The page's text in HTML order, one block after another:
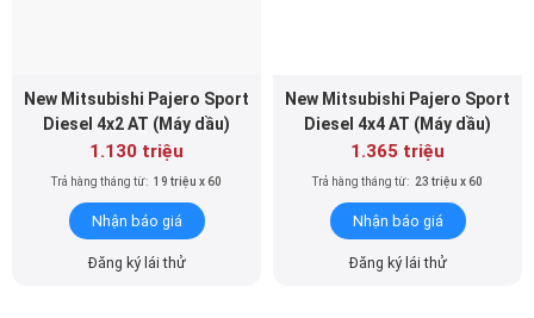
New Mitsubishi Pajero Sport
Diesel 4x2 AT (Máy dầu)
1.130 triệu
Trả hàng tháng từ: 19 triệu x 60
Nhận báo giá
Đăng ký lái thử
New Mitsubishi Pajero Sport
Diesel 4x4 AT (Máy dầu)
1.365 triệu
Trả hàng tháng từ: 23 triệu x 60
Nhận báo giá
Đăng ký lái thử